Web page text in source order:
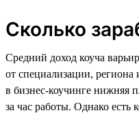
Сколько
Средний доход коуча
от специализации,
в бизнес-коучинге нижняя
за час работы. Однако есть